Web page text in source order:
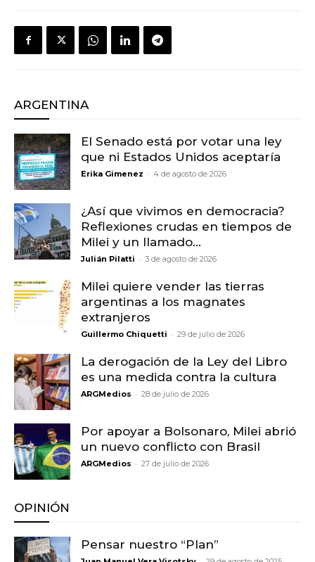
ARGENTINA
El Senado está por votar una ley
que ni Estados Unidos aceptaría
Erika Gimenez - 4 de agosto de 2026
¿Así que vivimos en democracia?
Reflexiones crudas en tiempos de
Milei y un llamado...
Julián Pilatti - 3 de agosto de 2026
Milei quiere vender las tierras
argentinas a los magnates
extranjeros
Guillermo Chiquetti - 29 de julio de 2026
La derogación de la Ley del Libro
es una medida contra la cultura
ARGMedios - 28 de julio de 2026
Por apoyar a Bolsonaro, Milei abrió
un nuevo conflicto con Brasil
ARGMedios - 27 de julio de 2026
OPINIÓN
Pensar nuestro “Plan”